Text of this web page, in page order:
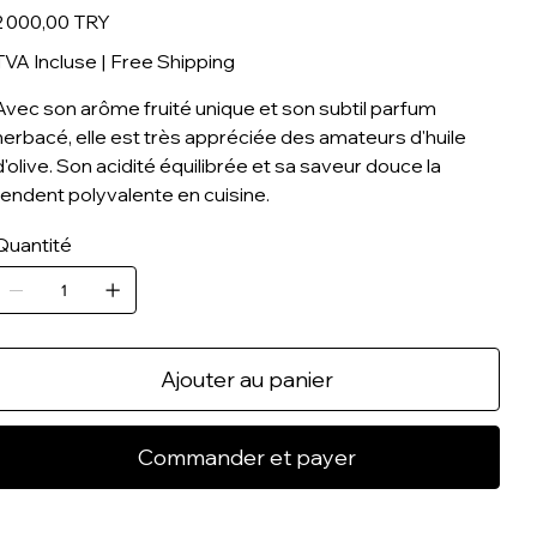
000,00 TRY
Incluse | Free Shipping
son arôme fruité unique et son subtil parfum
elle est très appréciée des amateurs d'huile
Son acidité équilibrée et sa saveur douce la
polyvalente en cuisine.
Ajouter au panier
Commander et payer